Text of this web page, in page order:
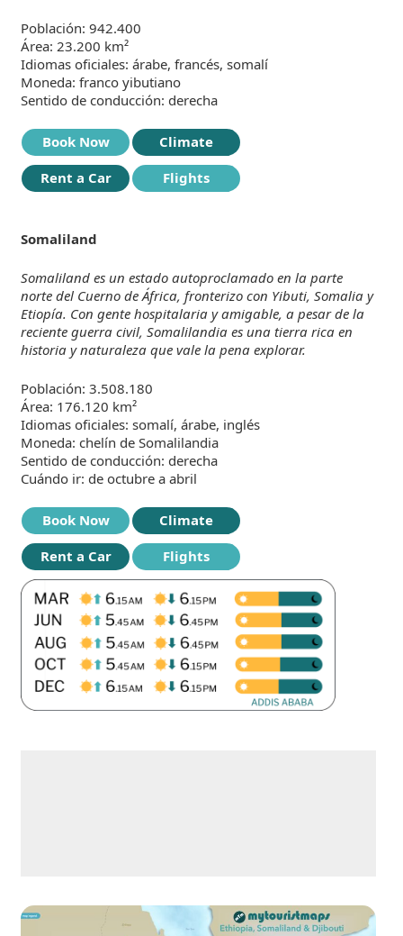
Población: 942.400
Área: 23.200 km²
Idiomas oficiales: árabe, francés, somalí
Moneda: franco yibutiano
Sentido de conducción: derecha
Book Now
Climate
Rent a Car
Flights
Somaliland
Somaliland es un estado autoproclamado en la parte
norte del Cuerno de África, fronterizo con Yibuti, Somalia y
Etiopía. Con gente hospitalaria y amigable, a pesar de la
reciente guerra civil, Somalilandia es una tierra rica en
historia y naturaleza que vale la pena explorar.
Población: 3.508.180
Área: 176.120 km²
Idiomas oficiales: somalí, árabe, inglés
Moneda: chelín de Somalilandia
Sentido de conducción: derecha
Cuándo ir: de octubre a abril
Book Now
Climate
Rent a Car
Flights